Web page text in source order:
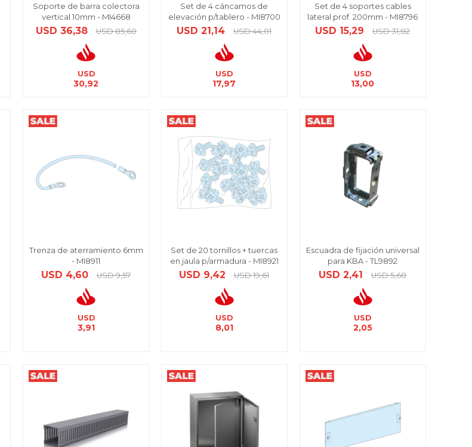
Soporte de barra colectora
vertical 10mm - MI4668
USD 36,38 USD 85,60
USD
30,92
Set de 4 cáncamos de
elevación p/tablero - MI8700
USD 21,14 USD 44,01
USD
17,97
Set de 4 soportes cables
lateral prof. 200mm - MI8796
USD 15,29 USD 31,82
USD
13,00
Trenza de aterramiento 6mm
- MI8911
USD 4,60 USD 9,57
USD
3,91
Set de 20 tornillos + tuercas
en jaula p/armadura - MI8921
USD 9,42 USD 19,61
USD
8,01
Escuadra de fijación universal
para KBA - TL9892
USD 2,41 USD 5,68
USD
2,05